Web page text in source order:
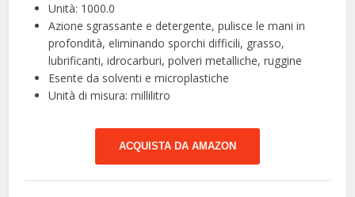
Unità: 1000.0
Azione sgrassante e detergente, pulisce le mani in
profondità, eliminando sporchi difficili, grasso,
lubrificanti, idrocarburi, polveri metalliche, ruggine
Esente da solventi e microplastiche
Unità di misura: millilitro
ACQUISTA DA AMAZON